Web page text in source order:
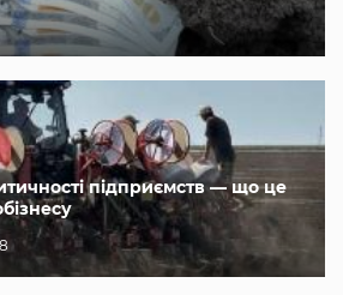
підприємств — що це